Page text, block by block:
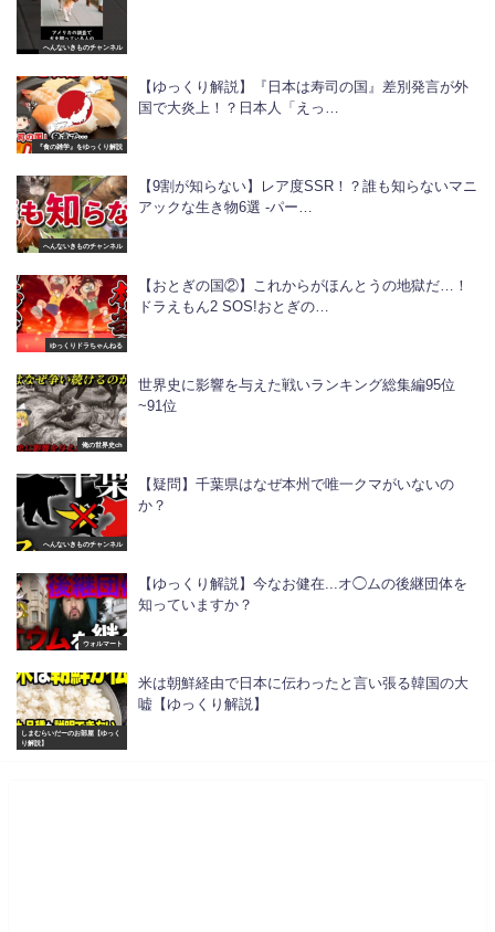
へんないきものチャンネル
『食の雑学』をゆっくり解説
【ゆっくり解説】『日本は寿司の国』差別発言が外
国で大炎上！？日本人「えっ…
へんないきものチャンネル
【9割が知らない】レア度SSR！？誰も知らないマニ
アックな生き物6選 -パー…
ゆっくりドラちゃんねる
【おとぎの国②】これからがほんとうの地獄だ…！
ドラえもん2 SOS!おとぎの…
俺の世界史ch
世界史に影響を与えた戦いランキング総集編95位
~91位
へんないきものチャンネル
【疑問】千葉県はなぜ本州で唯一クマがいないの
か？
ウォルマート
【ゆっくり解説】今なお健在...オ◯ムの後継団体を
知っていますか？
しまむらいだーのお部屋【ゆっく
り解説】
米は朝鮮経由で日本に伝わったと言い張る韓国の大
嘘【ゆっくり解説】